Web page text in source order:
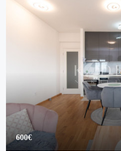
600€